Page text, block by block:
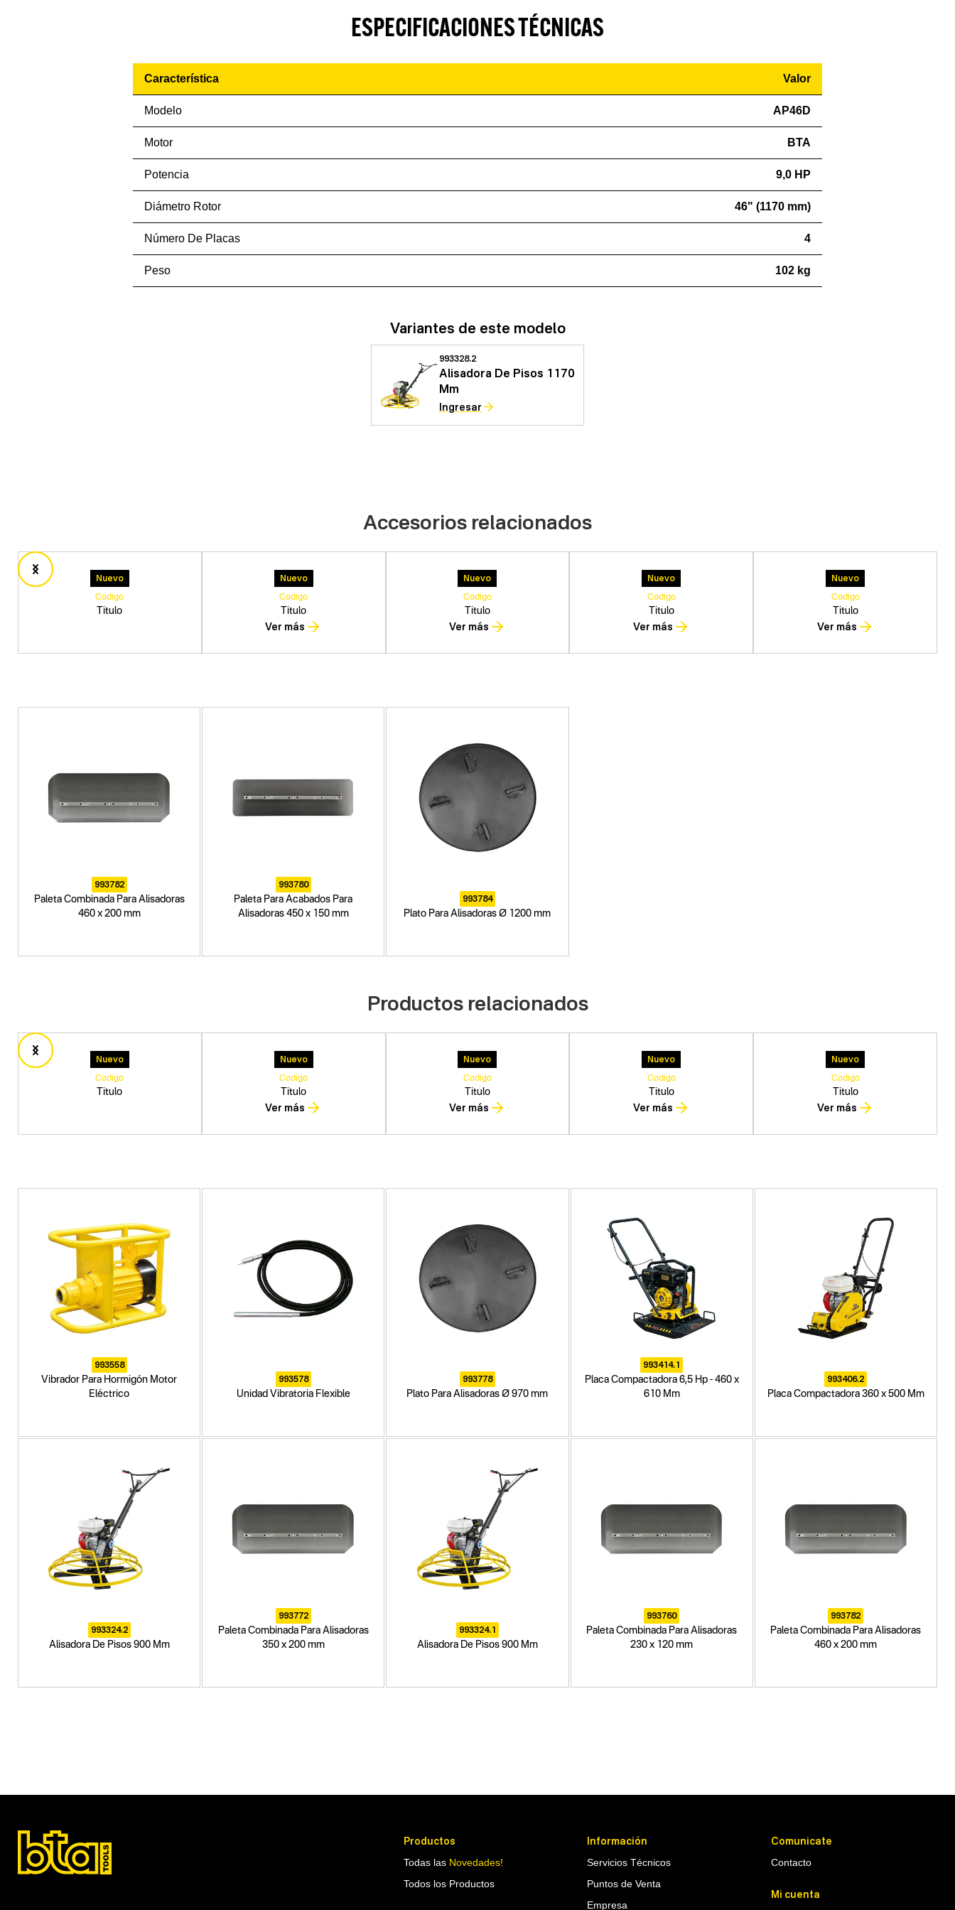
ESPECIFICACIONES TÉCNICAS
Característica Valor
Modelo AP46D
Motor BTA
Potencia 9,0 HP
Diámetro Rotor 46" (1170 mm)
Número De Placas 4
Peso 102 kg
Variantes de este modelo
993328.2
Alisadora De Pisos 1170
Mm
Ingresar
Accesorios relacionados
Nuevo
Titulo
Codigo
Nuevo
Titulo
Codigo
Ver más
Nuevo
Titulo
Codigo
Ver más
Nuevo
Titulo
Codigo
Ver más
Nuevo
Titulo
Codigo
Ver más
993782
Paleta Combinada Para Alisadoras
460 x 200 mm
993780
Paleta Para Acabados Para
Alisadoras 450 x 150 mm
993784
Plato Para Alisadoras Ø 1200 mm
Productos relacionados
Nuevo
Titulo
Codigo
Nuevo
Titulo
Codigo
Ver más
Nuevo
Titulo
Codigo
Ver más
Nuevo
Titulo
Codigo
Ver más
Nuevo
Titulo
Codigo
Ver más
993558
Vibrador Para Hormigón Motor
Eléctrico
993578
Unidad Vibratoria Flexible
993778
Plato Para Alisadoras Ø 970 mm
993414.1
Placa Compactadora 6,5 Hp - 460 x
610 Mm
993406.2
Placa Compactadora 360 x 500 Mm
993324.2
Alisadora De Pisos 900 Mm
993772
Paleta Combinada Para Alisadoras
350 x 200 mm
993324.1
Alisadora De Pisos 900 Mm
993760
Paleta Combinada Para Alisadoras
230 x 120 mm
993782
Paleta Combinada Para Alisadoras
460 x 200 mm
Segmentos - pendiente
Construcción
Capacidad
Productos
Todas las Novedades!
Todos los Productos
Información
Servicios Técnicos
Puntos de Venta
Empresa
Comunicate
Contacto
Mi cuenta